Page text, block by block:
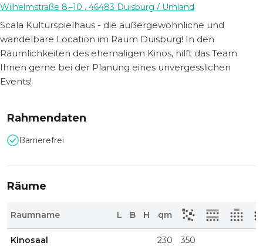
Wilhelmstraße 8 –10 , 46483 Duisburg / Umland
Scala Kulturspielhaus - die außergewöhnliche und
wandelbare Location im Raum Duisburg! In den
Räumlichkeiten des ehemaligen Kinos, hilft das Team
Ihnen gerne bei der Planung eines unvergesslichen
Events!
Rahmendaten
Barrierefrei
Räume
Raumname L B H qm
Kinosaal 230 350